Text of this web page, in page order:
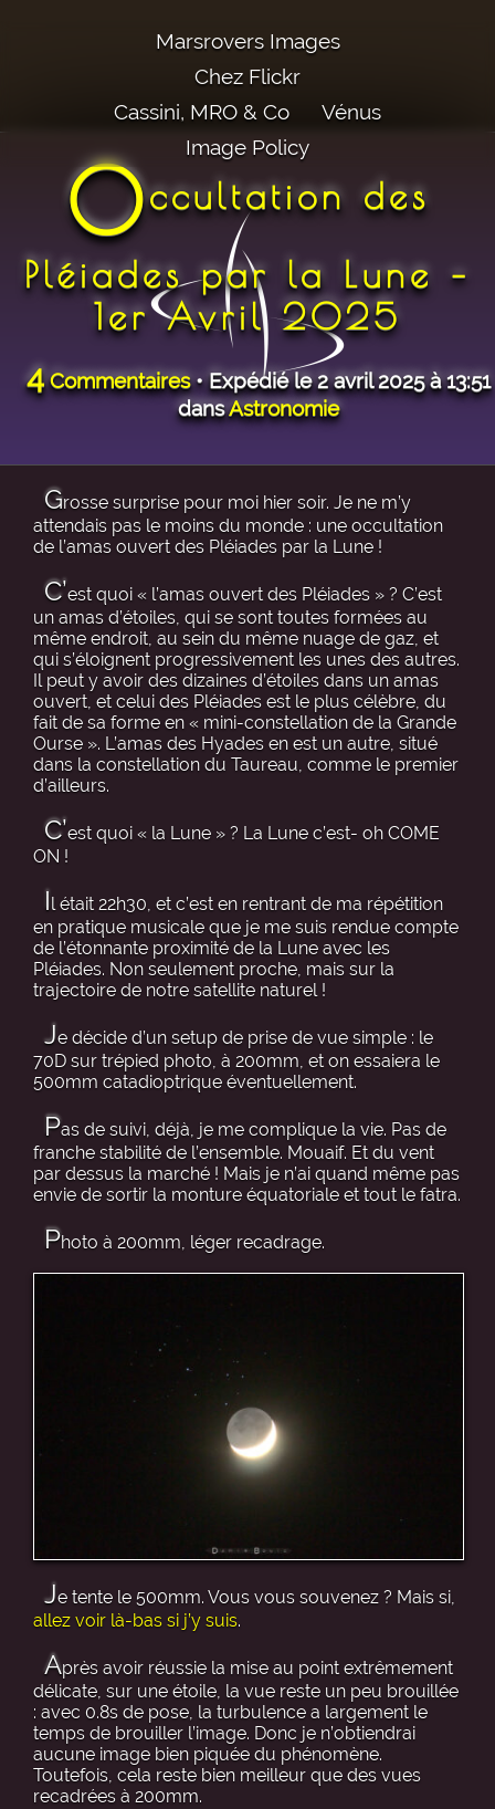
Marsrovers Images
Chez Flickr
Cassini, MRO & Co
Vénus
Image Policy
Occultation des
Pléiades par la Lune –
1er Avril 2025
4Commentaires• Expédié le 2 avril 2025 à 13:51
dansAstronomie
Grosse surprise pour moi hier soir. Je ne m’y
attendais pas le moins du monde : une occultation
de l’amas ouvert des Pléiades par la Lune !
C’est quoi « l’amas ouvert des Pléiades » ? C’est
un amas d’étoiles, qui se sont toutes formées au
même endroit, au sein du même nuage de gaz, et
qui s’éloignent progressivement les unes des autres.
Il peut y avoir des dizaines d’étoiles dans un amas
ouvert, et celui des Pléiades est le plus célèbre, du
fait de sa forme en « mini-constellation de la Grande
Ourse ». L’amas des Hyades en est un autre, situé
dans la constellation du Taureau, comme le premier
d’ailleurs.
C’est quoi « la Lune » ? La Lune c’est- oh COME
ON !
Il était 22h30, et c’est en rentrant de ma répétition
en pratique musicale que je me suis rendue compte
de l’étonnante proximité de la Lune avec les
Pléiades. Non seulement proche, mais sur la
trajectoire de notre satellite naturel !
Je décide d’un setup de prise de vue simple : le
70D sur trépied photo, à 200mm, et on essaiera le
500mm catadioptrique éventuellement.
Pas de suivi, déjà, je me complique la vie. Pas de
franche stabilité de l’ensemble. Mouaif. Et du vent
par dessus la marché ! Mais je n’ai quand même pas
envie de sortir la monture équatoriale et tout le fatra.
Photo à 200mm, léger recadrage.
Je tente le 500mm. Vous vous souvenez ? Mais si,
allez voir là-bas si j’y suis.
Après avoir réussie la mise au point extrêmement
délicate, sur une étoile, la vue reste un peu brouillée
: avec 0.8s de pose, la turbulence a largement le
temps de brouiller l’image. Donc je n’obtiendrai
aucune image bien piquée du phénomène.
Toutefois, cela reste bien meilleur que des vues
recadrées à 200mm.